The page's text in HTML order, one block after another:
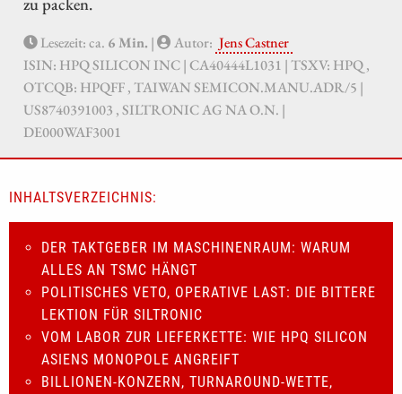
Lesezeit: ca. 6 Min. | Autor: Jens Castner
ISIN: HPQ SILICON INC | CA40444L1031 | TSXV: HPQ ,
OTCQB: HPQFF , TAIWAN SEMICON.MANU.ADR/5 |
US8740391003 , SILTRONIC AG NA O.N. |
DE000WAF3001
INHALTSVERZEICHNIS:
DER TAKTGEBER IM MASCHINENRAUM: WARUM
ALLES AN TSMC HÄNGT
POLITISCHES VETO, OPERATIVE LAST: DIE BITTERE
LEKTION FÜR SILTRONIC
VOM LABOR ZUR LIEFERKETTE: WIE HPQ SILICON
ASIENS MONOPOLE ANGREIFT
BILLIONEN-KONZERN, TURNAROUND-WETTE,